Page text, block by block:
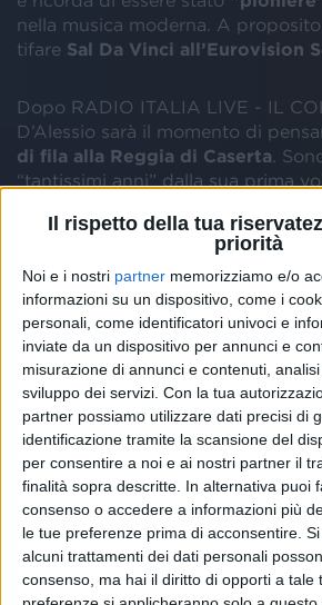
Il rispetto della tua
priorità
Noi e i nostri partner memorizziamo e/o
informazioni su un dispositivo, come i
personali, come identificatori univoci e
inviate da un dispositivo per annunci e
misurazione di annunci e contenuti,
sviluppo dei servizi. Con la tua
partner possiamo utilizzare dati precisi di
identificazione tramite la scansione del
per consentire a noi e ai nostri partner il
finalità sopra descritte. In alternativa puoi
consenso o accedere a informazioni più
le tue preferenze prima di acconsentire.
alcuni trattamenti dei dati personali
consenso, ma hai il diritto di opporti a tale
nella musica moderna. A
tifare Sal Da Vinci all’Eurovision
Dopo RADIO ITALIA LIVE - IL
D’Alessio sarà il momento di
di fila alla Reggia di Caserta .
“tantissimi anni” dalla sua prima
elementari”. Ma l’artista, in quella
pagine importanti
“Ricordo con tanto affetto un
nel 2015, davanti a 400.000
davanti alla Reggia di Caserta,
grandi d’Europa”, racconta.
servita a prepararlo ai grandi live
arrivati dopo: “L’avevo presa un
Quando invece l’ho vista piena,
paura, ma rimane per me un
Gigi non è solo orgoglioso di
anche campano. Non a caso,
da poco ricevuto un nuovo
del territorio: “Ho sempre